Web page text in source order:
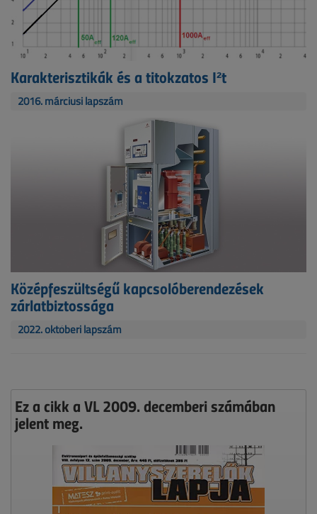
Karakterisztikák és a titokzatos I²t
2016. márciusi lapszám
Középfeszültségű kapcsolóberendezések
zárlatbiztossága
2022. októberi lapszám
Ez a cikk a VL 2009. decemberi számában
jelent meg.